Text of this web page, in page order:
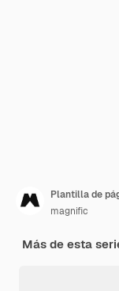
magnific
Más de esta